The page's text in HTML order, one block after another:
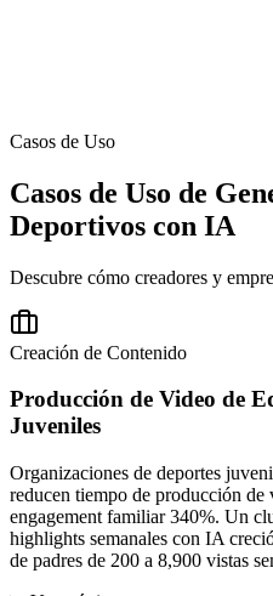
Casos de Uso
Casos de Uso de
Deportivos con IA
Descubre cómo creadores y
Creación de Contenido
Producción de Video de
Juveniles
Organizaciones de deportes
reducen tiempo de producción de
engagement familiar 340%. Un
highlights semanales con IA
de padres de 200 a 8,900 vistas